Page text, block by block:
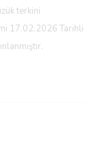
terkini
17.02.2026 Tarihli